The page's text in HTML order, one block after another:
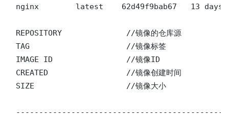
nginx        latest    62d49f9bab67   13 days
REPOSITORY    		//镜像的仓库源
TAG           		//镜像标签
IMAGE ID      		//镜像ID
CREATED       		//镜像创建时间
SIZE          		//镜像大小